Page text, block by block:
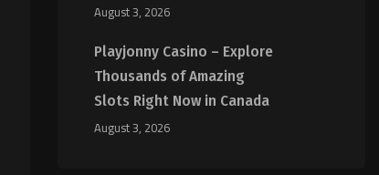
August 3, 2026
Playjonny Casino – Explore
Thousands of Amazing
Slots Right Now in Canada
August 3, 2026